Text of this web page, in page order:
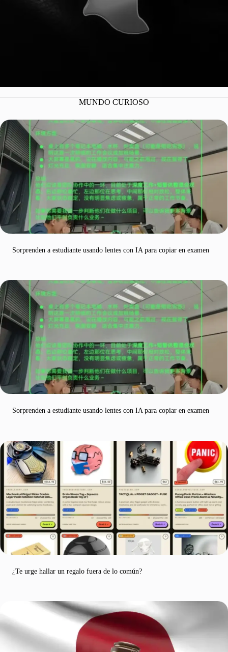
MUNDO CURIOSO
Sorprenden a estudiante usando lentes con IA para copiar en examen
Sorprenden a estudiante usando lentes con IA para copiar en examen
¿Te urge hallar un regalo fuera de lo común?